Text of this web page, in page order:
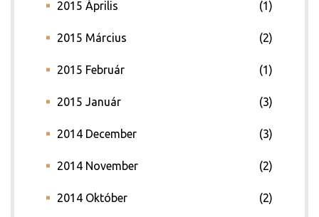
2015 Április (1)
2015 Március (2)
2015 Február (1)
2015 Január (3)
2014 December (3)
2014 November (2)
2014 Október (2)